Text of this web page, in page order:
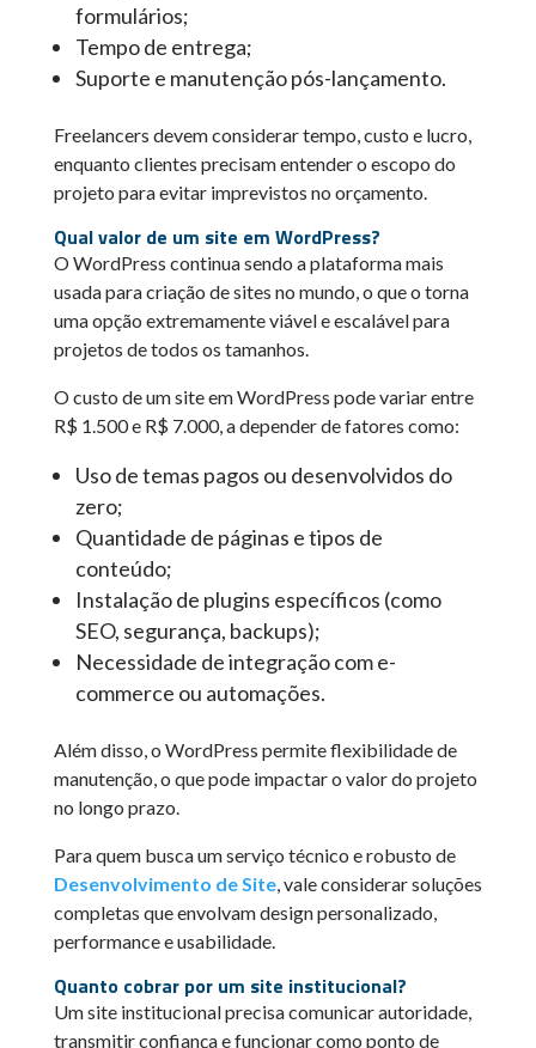
formulários;
Tempo de entrega;
Suporte e manutenção pós-lançamento.
Freelancers devem considerar tempo, custo e lucro,
enquanto clientes precisam entender o escopo do
projeto para evitar imprevistos no orçamento.
Qual valor de um site em WordPress?
O WordPress continua sendo a plataforma mais
usada para criação de sites no mundo, o que o torna
uma opção extremamente viável e escalável para
projetos de todos os tamanhos.
O custo de um site em WordPress pode variar entre
R$ 1.500 e R$ 7.000, a depender de fatores como:
Uso de temas pagos ou desenvolvidos do
zero;
Quantidade de páginas e tipos de
conteúdo;
Instalação de plugins específicos (como
SEO, segurança, backups);
Necessidade de integração com e-
commerce ou automações.
Além disso, o WordPress permite flexibilidade de
manutenção, o que pode impactar o valor do projeto
no longo prazo.
Para quem busca um serviço técnico e robusto de
Desenvolvimento de Site, vale considerar soluções
completas que envolvam design personalizado,
performance e usabilidade.
Quanto cobrar por um site institucional?
Um site institucional precisa comunicar autoridade,
transmitir confiança e funcionar como ponto de